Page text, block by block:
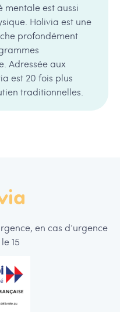
mentale est aussi
Holivia est une
profondément
Adressée aux
est 20 fois plus
traditionnelles.
en cas d’urgence
15